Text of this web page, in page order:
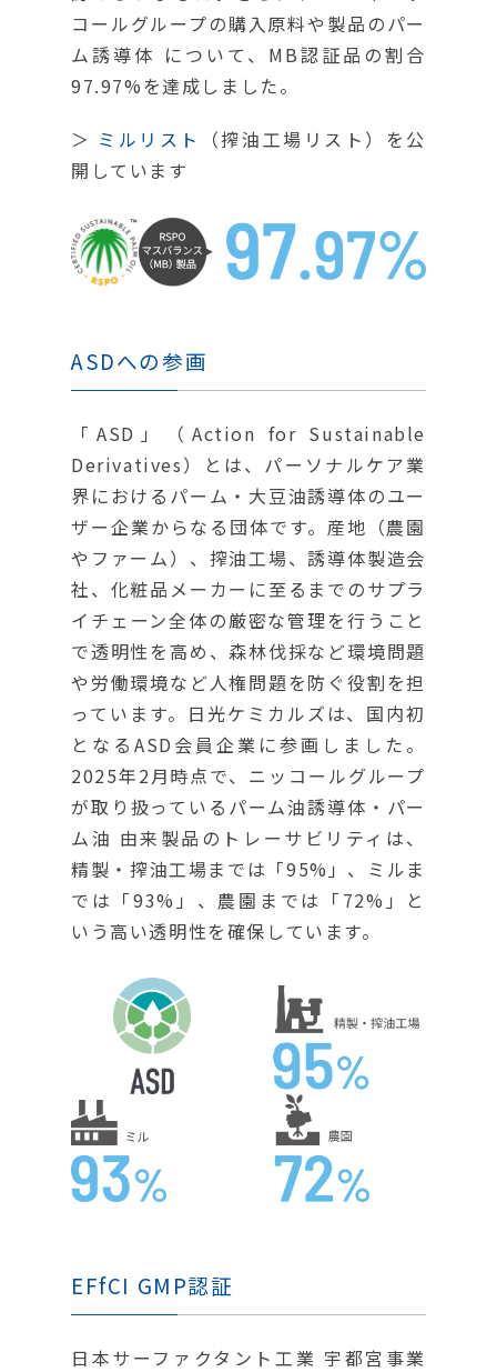
コールグループの購入原料や製品のパー
ム誘導体 について、MB認証品の割合
97.97%を達成しました。
＞ ミルリスト
（搾油工場リスト）を公
開しています
ASDへの参画
「ASD」（Action for Sustainable
Derivatives）とは、パーソナルケア業
界におけるパーム・大豆油誘導体のユー
ザー企業からなる団体です。産地（農園
やファーム）、搾油工場、誘導体製造会
社、化粧品メーカーに至るまでのサプラ
イチェーン全体の厳密な管理を行うこと
で透明性を高め、森林伐採など環境問題
や労働環境など人権問題を防ぐ役割を担
っています。日光ケミカルズは、国内初
となるASD会員企業に参画しました。
2025年2月時点で、ニッコールグループ
が取り扱っているパーム油誘導体・パー
ム油 由来製品のトレーサビリティは、
精製・搾油工場までは「95%」、ミルま
では「93%」、農園までは「72%」と
いう高い透明性を確保しています。
EFfCI GMP認証
日本サーファクタント工業 宇都宮事業